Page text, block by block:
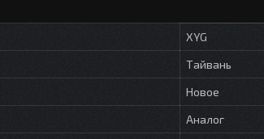
XYG
Тайвань
Новое
Аналог